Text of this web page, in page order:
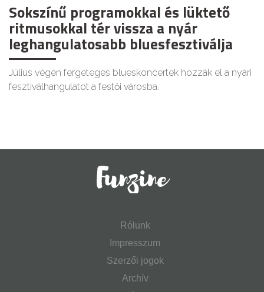
Sokszínű programokkal és lüktető
ritmusokkal tér vissza a nyár
leghangulatosabb bluesfesztiválja
Július végén fergeteges blueskoncertek hozzák el a nyári
fesztiválhangulatot a festői városba.
Rólunk
Impresszum
Szerzői jogok
Archív